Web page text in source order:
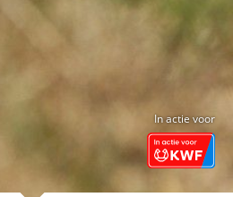
In actie voor